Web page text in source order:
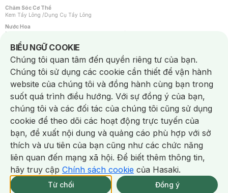
Chăm Sóc Cơ Thể
Kem Tẩy Lông /Dụng Cụ Tẩy Lông
Nước Hoa
Nước Hoa Nữ
Chăm Sóc Cá Nhân
Chống Muỗi /Khẩu Trang /Máy Massage/Mặt Nạ Xông Hơi /Nước Rửa Tay/
Sản Phẩm Chăm Sóc Khác /Bàn Chải Đánh Răng /Bàn Chải Điện/
Hỗ Trợ Trắng Răng/Kem Đánh Răng /Máy Tăm Nước/ Nước Súc Miệng/
Tăm / Chỉ Nha Khoa/ Xịt Thơm Miệng / Dung Dịch Vệ Sinh/Dưỡng Vùng Kín/
Khăn Ướt Vệ Sinh Vùng Kín/Băng Vệ Sinh/Tampon/Bọt Cạo Râu /Dao Cạo Râu/
Máy Cạo Râu
Vấn Đề Về Da
Da Dầu / Lỗ Chân Lông To/ Da Khô / Mất Nước/ Da Lão Hóa/ Da Mụn/
Da Nhạy Cảm / Kích Ứng
Da Xỉn Màu Thâm / Nám / Tàn Nhang
Quầng Thâm & Bọng Mắt /Sẹo /Viêm Da Cơ Địa
Dụng Cụ / Phụ Kiện Chăm Sóc Da
Bông Tẩy Trang
Khăn Lau Mặt Khô Dụng Cụ / Máy Rửa Mặt Máy Chăm Sóc Da
Dụng Cụ Chăm Sóc Khác
BIỂU NGỮ COOKIE
Notice about cookies usage
Chúng tôi quan tâm đến quyền riêng tư của bạn.
Chúng tôi sử dụng các cookie cần thiết để vận hành
website của chúng tôi và đồng hành cùng bạn trong
suốt quá trình điều hướng. Với sự đồng ý của bạn,
chúng tôi và các đối tác của chúng tôi cũng sử dụng
cookie để theo dõi các hoạt động trực tuyến của
bạn, đề xuất nội dung và quảng cáo phù hợp với sở
thích và ưu tiên của bạn cũng như các chức năng
liên quan đến mạng xã hội. Để biết thêm thông tin,
hãy truy cập Chính sách cookie của Hasaki.
Từ chối Đồng ý